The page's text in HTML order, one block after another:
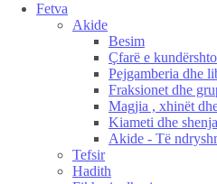
Fetva
Akide
Besim
Çfarë e
Pejgamberia dhe
Fraksionet dhe
Magjia , xhinët
Kiameti dhe
Akide - Të
Tefsir
Hadith